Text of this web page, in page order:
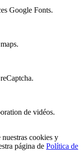
Google Fonts.
de vidéos.
cookies y
página de Política de